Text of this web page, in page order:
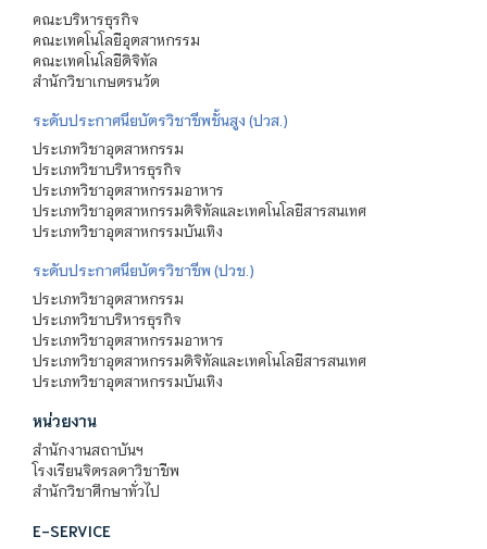
คณะบริหารธุรกิจ
คณะเทคโนโลยีอุตสาหกรรม
คณะเทคโนโลยีดิจิทัล
สำนักวิชาเกษตรนวัต
ระดับประกาศนียบัตรวิชาชีพชั้นสูง (ปวส.)
ประเภทวิชาอุตสาหกรรม
ประเภทวิชาบริหารธุรกิจ
ประเภทวิชาอุตสาหกรรมอาหาร
ประเภทวิชาอุตสาหกรรมดิจิทัลและเทคโนโลยีสารสนเทศ
ประเภทวิชาอุตสาหกรรมบันเทิง
ระดับประกาศนียบัตรวิชาชีพ (ปวช.)
ประเภทวิชาอุตสาหกรรม
ประเภทวิชาบริหารธุรกิจ
ประเภทวิชาอุตสาหกรรมอาหาร
ประเภทวิชาอุตสาหกรรมดิจิทัลและเทคโนโลยีสารสนเทศ
ประเภทวิชาอุตสาหกรรมบันเทิง
หน่วยงาน
สำนักงานสถาบันฯ
โรงเรียนจิตรลดาวิชาชีพ
สำนักวิชาศึกษาทั่วไป
E-SERVICE